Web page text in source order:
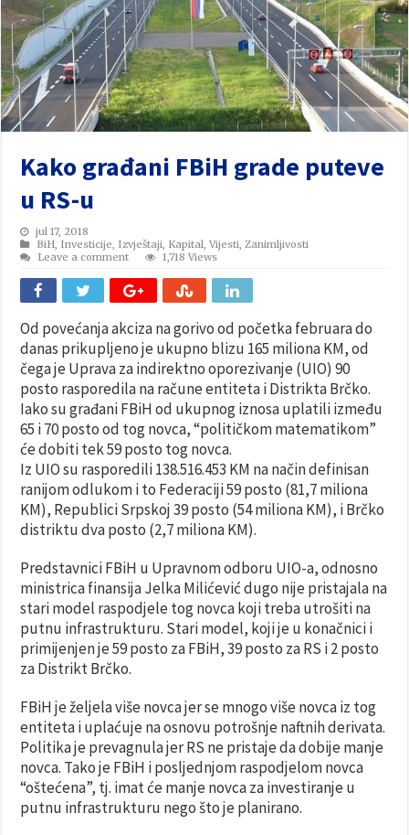
Kako građani FBiH grade puteve
u RS-u
jul 17, 2018
BiH, Investicije, Izvještaji, Kapital,Vijesti,Zanimljivosti
Leave a comment
1,718 Views
Od povećanja akciza na gorivo od početka februara do
danas prikupljeno je ukupno blizu 165 miliona KM, od
čega je Uprava za indirektno oporezivanje (UIO) 90
posto rasporedila na račune entiteta i Distrikta Brčko.
Iako su građani FBiH od ukupnog iznosa uplatili između
65 i 70 posto od tog novca, “političkom matematikom”
će dobiti tek 59 posto tog novca.
Iz UIO su rasporedili 138.516.453 KM na način definisan
ranijom odlukom i to Federaciji 59 posto (81,7 miliona
KM), Republici Srpskoj 39 posto (54 miliona KM), i Brčko
distriktu dva posto (2,7 miliona KM).
Predstavnici FBiH u Upravnom odboru UIO-a, odnosno
ministrica finansija Jelka Milićević dugo nije pristajala na
stari model raspodjele tog novca koji treba utrošiti na
putnu infrastrukturu. Stari model, koji je u konačnici i
primijenjen je 59 posto za FBiH, 39 posto za RS i 2 posto
za Distrikt Brčko.
FBiH je željela više novca jer se mnogo više novca iz tog
entiteta i uplaćuje na osnovu potrošnje naftnih derivata.
Politika je prevagnula jer RS ne pristaje da dobije manje
novca. Tako je FBiH i posljednjom raspodjelom novca
“oštećena”, tj. imat će manje novca za investiranje u
putnu infrastrukturu nego što je planirano.